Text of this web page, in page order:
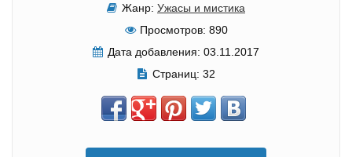
Жанр: Ужасы и мистика
Просмотров: 890
Дата добавления: 03.11.2017
Страниц: 32